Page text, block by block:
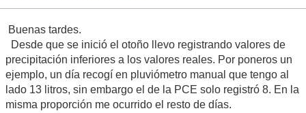
Buenas tardes.
Desde que se inició el otoño llevo registrando valores de
precipitación inferiores a los valores reales. Por poneros un
ejemplo, un día recogí en pluviómetro manual que tengo al
lado 13 litros, sin embargo el de la PCE solo registró 8. En la
misma proporción me ocurrido el resto de días.